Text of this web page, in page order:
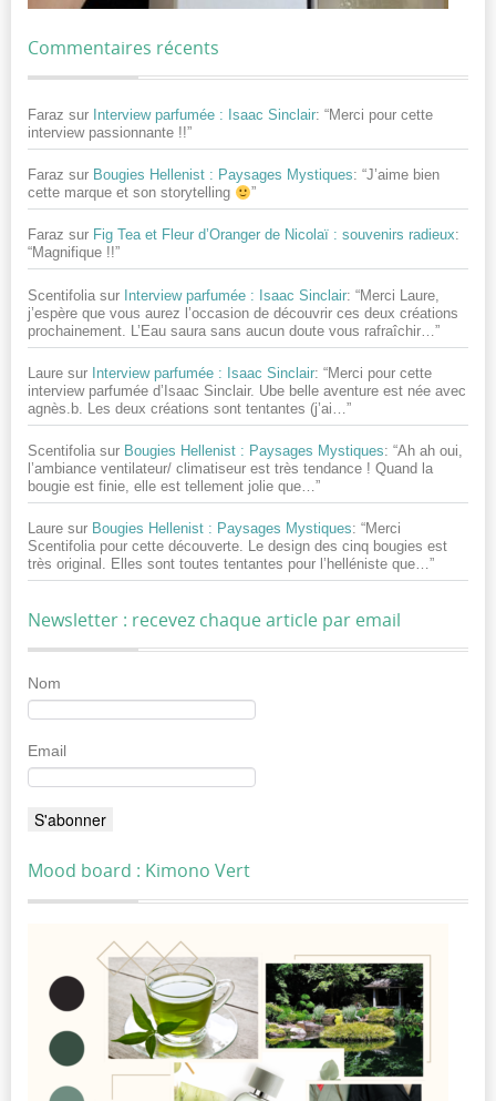
Commentaires récents
Faraz sur Interview parfumée : Isaac Sinclair: “Merci pour cette
interview passionnante !!”
Faraz sur Bougies Hellenist : Paysages Mystiques: “J’aime bien
cette marque et son storytelling
”
Faraz sur Fig Tea et Fleur d’Oranger de Nicolaï : souvenirs radieux:
“Magnifique !!”
Scentifolia sur Interview parfumée : Isaac Sinclair: “Merci Laure,
j’espère que vous aurez l’occasion de découvrir ces deux créations
prochainement. L’Eau saura sans aucun doute vous rafraîchir… ”
Laure sur Interview parfumée : Isaac Sinclair: “Merci pour cette
interview parfumée d’Isaac Sinclair. Ube belle aventure est née avec
agnès.b. Les deux créations sont tentantes (j’ai… ”
Scentifolia sur Bougies Hellenist : Paysages Mystiques: “Ah ah oui,
l’ambiance ventilateur/ climatiseur est très tendance ! Quand la
bougie est finie, elle est tellement jolie que… ”
Laure sur Bougies Hellenist : Paysages Mystiques: “Merci
Scentifolia pour cette découverte. Le design des cinq bougies est
très original. Elles sont toutes tentantes pour l’helléniste que… ”
Newsletter : recevez chaque article par email
Nom
Email
Mood board : Kimono Vert